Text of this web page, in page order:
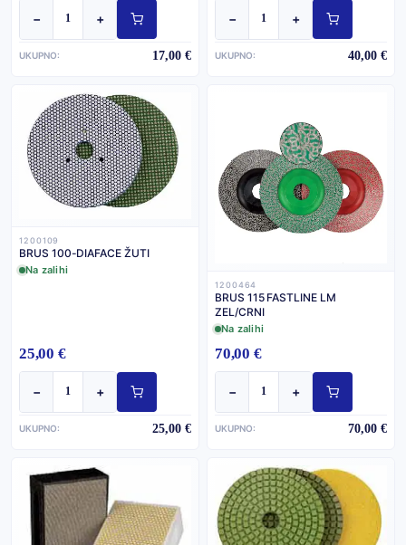
− +
UKUPNO: 17,00 €
− +
UKUPNO: 40,00 €
1200109
BRUS 100-DIAFACE ŽUTI
Na zalihi
25,00 €
− +
UKUPNO: 25,00 €
1200464
BRUS 115 FASTLINE LM
ZEL/CRNI
Na zalihi
70,00 €
− +
UKUPNO: 70,00 €